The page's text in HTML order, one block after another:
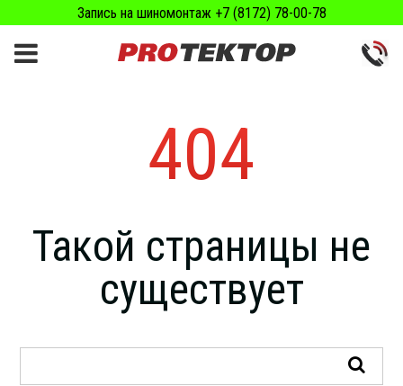
Запись на шиномонтаж +7 (8172) 78-00-78
404
Такой страницы не
существует